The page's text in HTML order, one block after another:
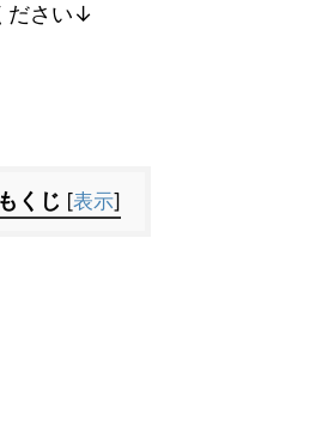
ださい↓
もくじ [表示]